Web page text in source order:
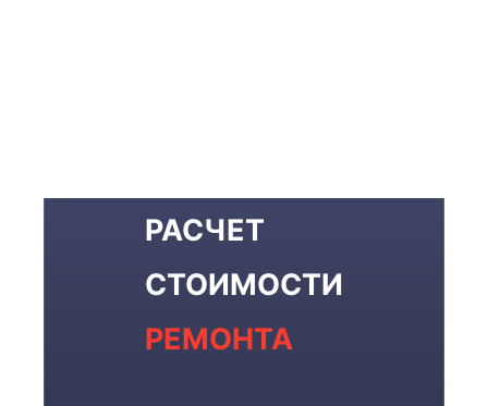
РАСЧЕТ
СТОИМОСТИ
РЕМОНТА